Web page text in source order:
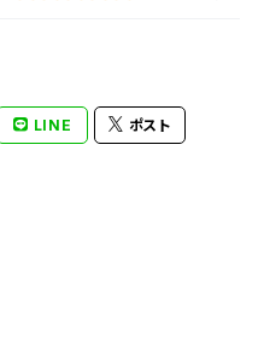
LINE ポスト